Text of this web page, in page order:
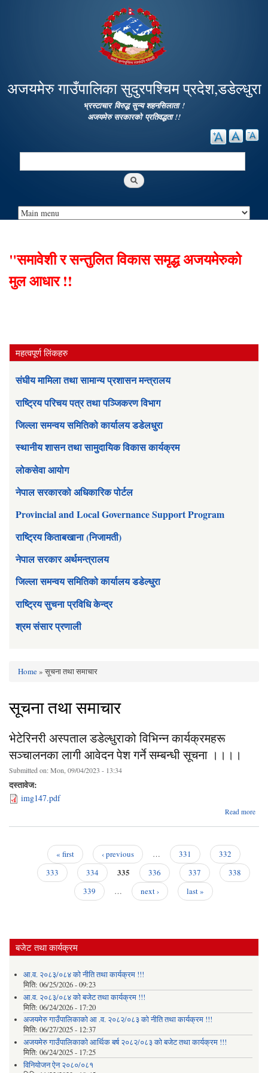
main
content
अजयमेरु गाउँपालिका सुदुरपश्चिम प्रदेश,डडेल्धुरा
भ्रस्टाचार विरुद्ध सुन्य शहनसिलाता !
अजयमेरु सरकारको प्रतिवद्धता !!
Search
"समावेशी र सन्तुलित विकास समृद्ध अजयमेरुको
मुल आधार !!
महत्वपूर्ण लिंकहरु
संघीय मामिला तथा सामान्य प्रशासन मन्त्रालय
राष्ट्रिय परिचय पत्र तथा पञ्जिकरण विभाग
जिल्ला समन्वय समितिको कार्यालय डडेलधुरा
स्थानीय शासन तथा सामुदायिक विकास कार्यक्रम
लोकसेवा आयोग
नेपाल सरकारको अधिकारिक पोर्टल
Provincial and Local Governance Support Program
राष्ट्रिय किताबखाना (निजामती)
नेपाल सरकार अर्थमन्त्रालय
जिल्ला समन्वय समितिको कार्यालय डडेल्धुरा
राष्ट्रिय सुचना प्रविधि केन्द्र
श्रम संसार प्रणाली
You are here
Home» सूचना तथा समाचार
सूचना तथा समाचार
भेटेरिनरी अस्पताल डडेल्धुराको विभिन्न कार्यक्रमहरू
सञ्चालनका लागी आवेदन पेश गर्ने सम्बन्धी सूचना ।।।।
Submitted on:Mon, 09/04/2023 - 13:34
दस्तावेज:
img147.pdf
Read more
« first ‹ previous … 331
332
333
334 335 336 337
338
339
… next › last »
बजेट तथा कार्यक्रम
आ.व. २०८३/०८४ को नीति तथा कार्यक्रम !!!
मिति: 06/25/2026 - 09:23
आ.व. २०८३/०८४ को बजेट तथा कार्यक्रम !!!
मिति: 06/24/2026 - 17:20
अजयमेरु गाउँपालिकाको आ .व. २०८२/०८३ को नीति तथा कार्यक्रम !!!
मिति: 06/27/2025 - 12:37
अजयमेरु गाउँपालिकाको आर्थिक बर्ष २०८२/०८३ को बजेट तथा कार्यक्रम !!!
मिति: 06/24/2025 - 17:25
विनियोजन ऐन २०८०/०८१